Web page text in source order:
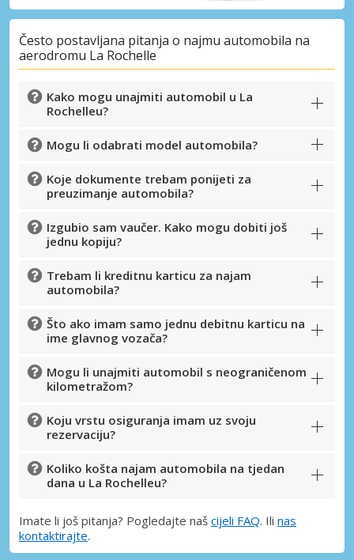
Često postavljana pitanja o najmu automobila na
aerodromu La Rochelle
Kako mogu unajmiti automobil u La
Rochelleu?
Mogu li odabrati model automobila?
Koje dokumente trebam ponijeti za
preuzimanje automobila?
Izgubio sam vaučer. Kako mogu dobiti još
jednu kopiju?
Trebam li kreditnu karticu za najam
automobila?
Što ako imam samo jednu debitnu karticu na
ime glavnog vozača?
Mogu li unajmiti automobil s neograničenom
kilometražom?
Koju vrstu osiguranja imam uz svoju
rezervaciju?
Koliko košta najam automobila na tjedan
dana u La Rochelleu?
Imate li još pitanja? Pogledajte naš cijeli FAQ. Ili nas
kontaktirajte.